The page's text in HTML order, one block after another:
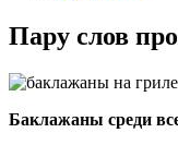
Пару слов
Баклажаны среди